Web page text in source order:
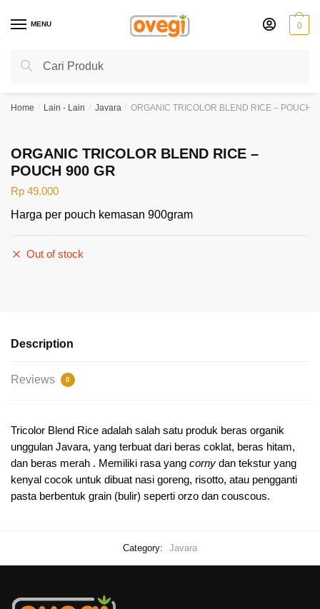
MENU
Search
Search
0
Home / Lain - Lain / Javara / ORGANIC TRICOLOR BLEND RICE – POUCH
ORGANIC TRICOLOR BLEND RICE –
POUCH 900 GR
Rp 49.000
Harga per pouch kemasan 900gram
Out of stock
Description
Reviews 0
Tricolor Blend Rice adalah salah satu produk beras organik
unggulan Javara, yang terbuat dari beras coklat, beras hitam,
dan beras merah . Memiliki rasa yang corny dan tekstur yang
kenyal cocok untuk dibuat nasi goreng, risotto, atau pengganti
pasta berbentuk grain (bulir) seperti orzo dan couscous.
Category: Javara